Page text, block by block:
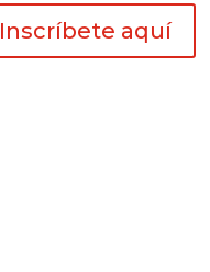
Inscríbete aquí